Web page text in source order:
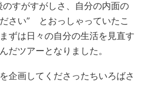
のすがすがしさ、自分の内面の
さい” とおっしゃっていたこ
ずは日々の自分の生活を見直す
だツアーとなりました。
企画してくださったちいろばさ